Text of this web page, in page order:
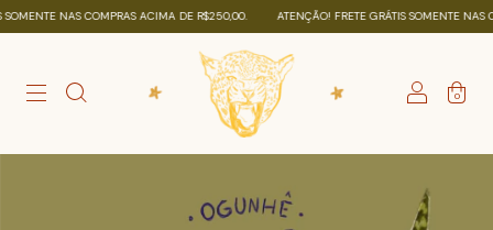
NAS COMPRAS ACIMA DE R$250,00. ATENÇÃO! FRETE GRÁTIS SOMENTE NAS
0